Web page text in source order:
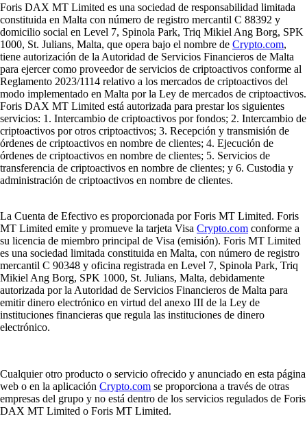
Foris DAX MT Limited es una sociedad de responsabilidad limitada
constituida en Malta con número de registro mercantil C 88392 y
domicilio social en Level 7, Spinola Park, Triq Mikiel Ang Borg, SPK
1000, St. Julians, Malta, que opera bajo el nombre de Crypto.com,
tiene autorización de la Autoridad de Servicios Financieros de Malta
para ejercer como proveedor de servicios de criptoactivos conforme al
Reglamento 2023/1114 relativo a los mercados de criptoactivos del
modo implementado en Malta por la Ley de mercados de criptoactivos.
Foris DAX MT Limited está autorizada para prestar los siguientes
servicios: 1. Intercambio de criptoactivos por fondos; 2. Intercambio de
criptoactivos por otros criptoactivos; 3. Recepción y transmisión de
órdenes de criptoactivos en nombre de clientes; 4. Ejecución de
órdenes de criptoactivos en nombre de clientes; 5. Servicios de
transferencia de criptoactivos en nombre de clientes; y 6. Custodia y
administración de criptoactivos en nombre de clientes.
La Cuenta de Efectivo es proporcionada por Foris MT Limited. Foris
MT Limited emite y promueve la tarjeta Visa Crypto.com conforme a
su licencia de miembro principal de Visa (emisión). Foris MT Limited
es una sociedad limitada constituida en Malta, con número de registro
mercantil C 90348 y oficina registrada en Level 7, Spinola Park, Triq
Mikiel Ang Borg, SPK 1000, St. Julians, Malta, debidamente
autorizada por la Autoridad de Servicios Financieros de Malta para
emitir dinero electrónico en virtud del anexo III de la Ley de
instituciones financieras que regula las instituciones de dinero
electrónico.
Cualquier otro producto o servicio ofrecido y anunciado en esta página
web o en la aplicación Crypto.com se proporciona a través de otras
empresas del grupo y no está dentro de los servicios regulados de Foris
DAX MT Limited o Foris MT Limited.